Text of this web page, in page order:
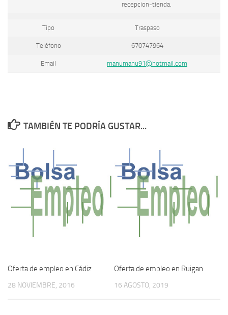
recepcion-tienda.
Tipo Traspaso
Teléfono 670747964
Email manumanu91@hotmail.com
TAMBIÉN TE PODRÍA GUSTAR...
Oferta de empleo en Cádiz
28 NOVIEMBRE, 2016
Oferta de empleo en Ruigan
16 AGOSTO, 2019